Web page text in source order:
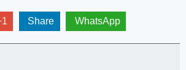
Share WhatsApp